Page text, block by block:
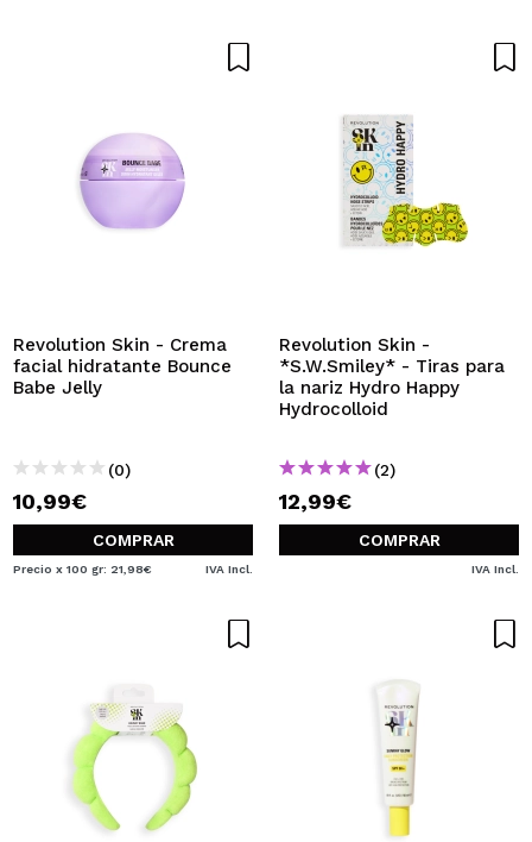
Revolution Skin - Crema
facial hidratante Bounce
Babe Jelly
(0)
10,99€
COMPRAR
Precio x 100 gr: 21,98€ IVA Incl.
Revolution Skin -
*S.W.Smiley* - Tiras para
la nariz Hydro Happy
Hydrocolloid
(2)
12,99€
COMPRAR
IVA Incl.